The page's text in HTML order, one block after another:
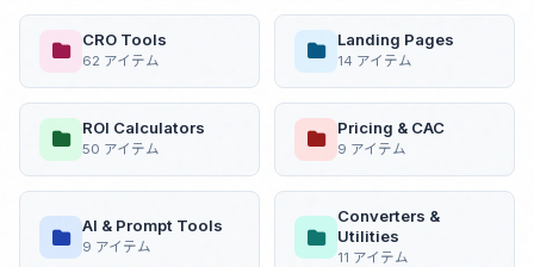
CRO Tools
62 アイテム
Landing Pages
14 アイテム
ROI Calculators
50 アイテム
Pricing & CAC
9 アイテム
AI & Prompt Tools
9 アイテム
Converters &
Utilities
11 アイテム